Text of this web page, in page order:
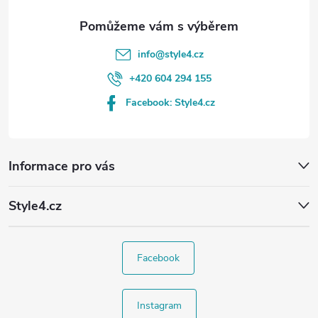
Informace pro vás
Style4.cz
info@style4.cz
+420 604 294 155
Facebook: Style4.cz
Facebook
Instagram